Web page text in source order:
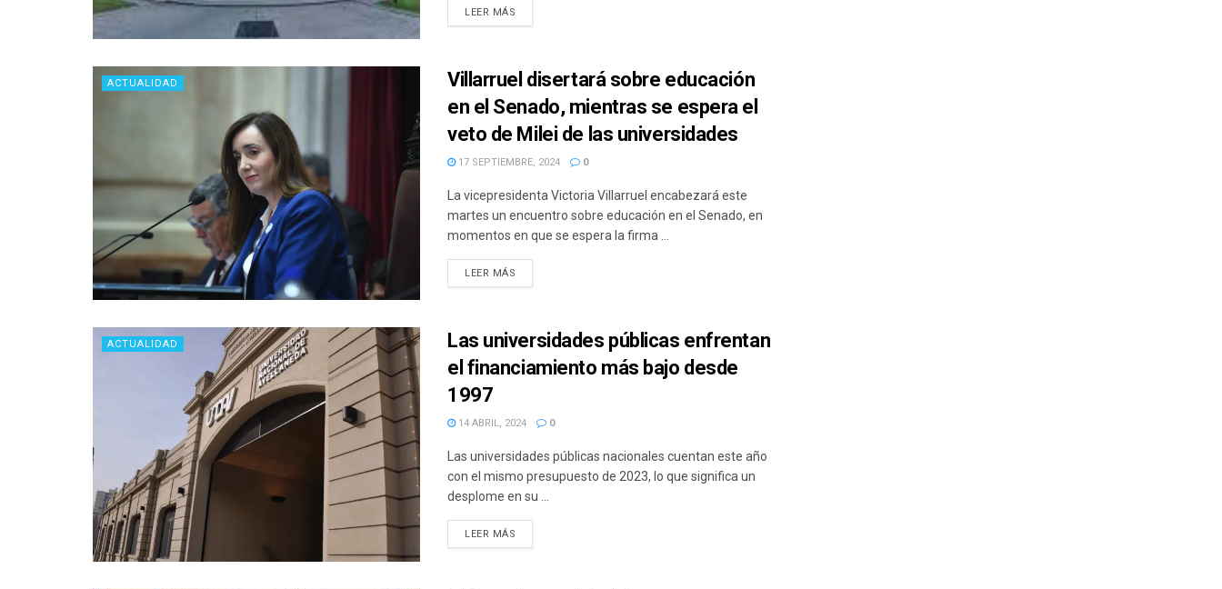
LEER MÁS
ACTUALIDAD
Villarruel disertará sobre educación
en el Senado, mientras se espera el
veto de Milei de las universidades
17 SEPTIEMBRE, 2024 0
La vicepresidenta Victoria Villarruel encabezará este
martes un encuentro sobre educación en el Senado, en
momentos en que se espera la firma ...
LEER MÁS
ACTUALIDAD
Las universidades públicas enfrentan
el financiamiento más bajo desde
1997
14 ABRIL, 2024 0
Las universidades públicas nacionales cuentan este año
con el mismo presupuesto de 2023, lo que significa un
desplome en su ...
LEER MÁS